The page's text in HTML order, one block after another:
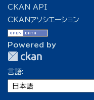
CKAN API
CKANアソシエーション
Powered by
言語